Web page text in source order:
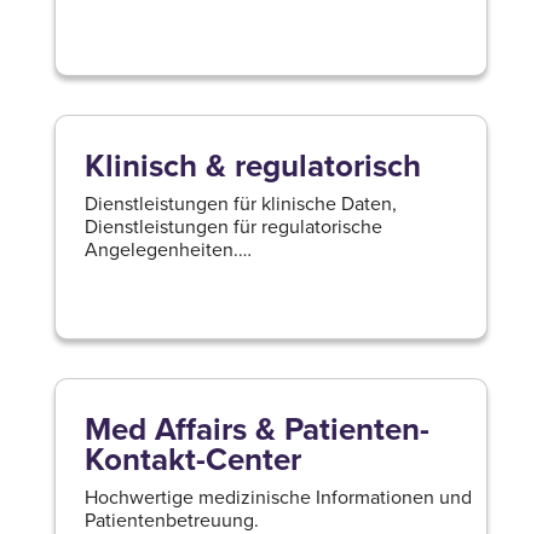
Klinisch & regulatorisch
Dienstleistungen für klinische Daten,
Dienstleistungen für regulatorische
Angelegenheiten.
Med Affairs & Patienten-
Kontakt-Center
Hochwertige medizinische Informationen und
Patientenbetreuung.